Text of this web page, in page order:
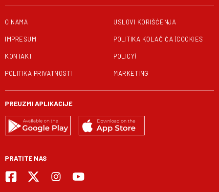
O NAMA
IMPRESUM
KONTAKT
POLITIKA PRIVATNOSTI
USLOVI KORIŠĆENJA
POLITIKA KOLAČIĆA (COOKIES
POLICY)
MARKETING
PREUZMI APLIKACIJE
PRATITE NAS